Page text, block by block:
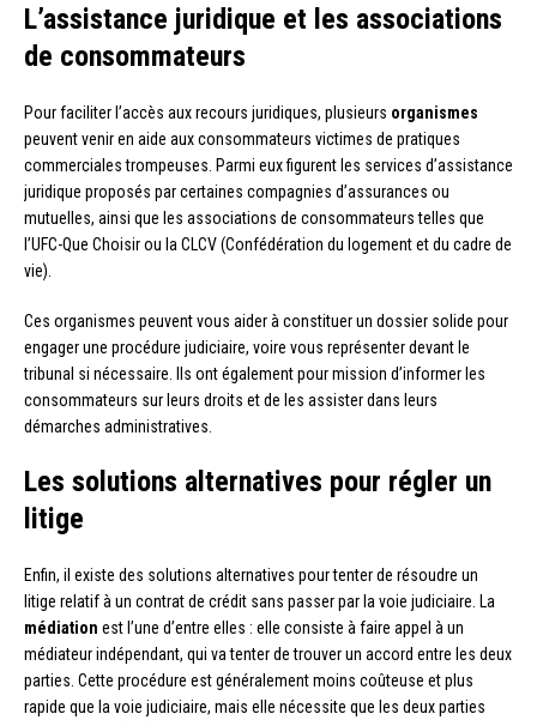
L’assistance juridique et les associations
de consommateurs
Pour faciliter l’accès aux recours juridiques, plusieurs organismes
peuvent venir en aide aux consommateurs victimes de pratiques
commerciales trompeuses. Parmi eux figurent les services d’assistance
juridique proposés par certaines compagnies d’assurances ou
mutuelles, ainsi que les associations de consommateurs telles que
l’UFC-Que Choisir ou la CLCV (Confédération du logement et du cadre de
vie).
Ces organismes peuvent vous aider à constituer un dossier solide pour
engager une procédure judiciaire, voire vous représenter devant le
tribunal si nécessaire. Ils ont également pour mission d’informer les
consommateurs sur leurs droits et de les assister dans leurs
démarches administratives.
Les solutions alternatives pour régler un
litige
Enfin, il existe des solutions alternatives pour tenter de résoudre un
litige relatif à un contrat de crédit sans passer par la voie judiciaire. La
médiation est l’une d’entre elles : elle consiste à faire appel à un
médiateur indépendant, qui va tenter de trouver un accord entre les deux
parties. Cette procédure est généralement moins coûteuse et plus
rapide que la voie judiciaire, mais elle nécessite que les deux parties